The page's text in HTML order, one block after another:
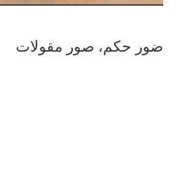
ضور حكم، صور مقولات